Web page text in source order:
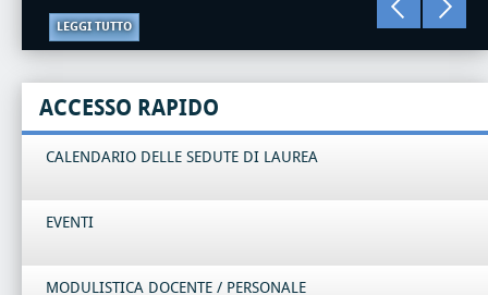
LEGGI TUTTO
ACCESSO RAPIDO
CALENDARIO DELLE SEDUTE DI LAUREA
EVENTI
MODULISTICA DOCENTE / PERSONALE